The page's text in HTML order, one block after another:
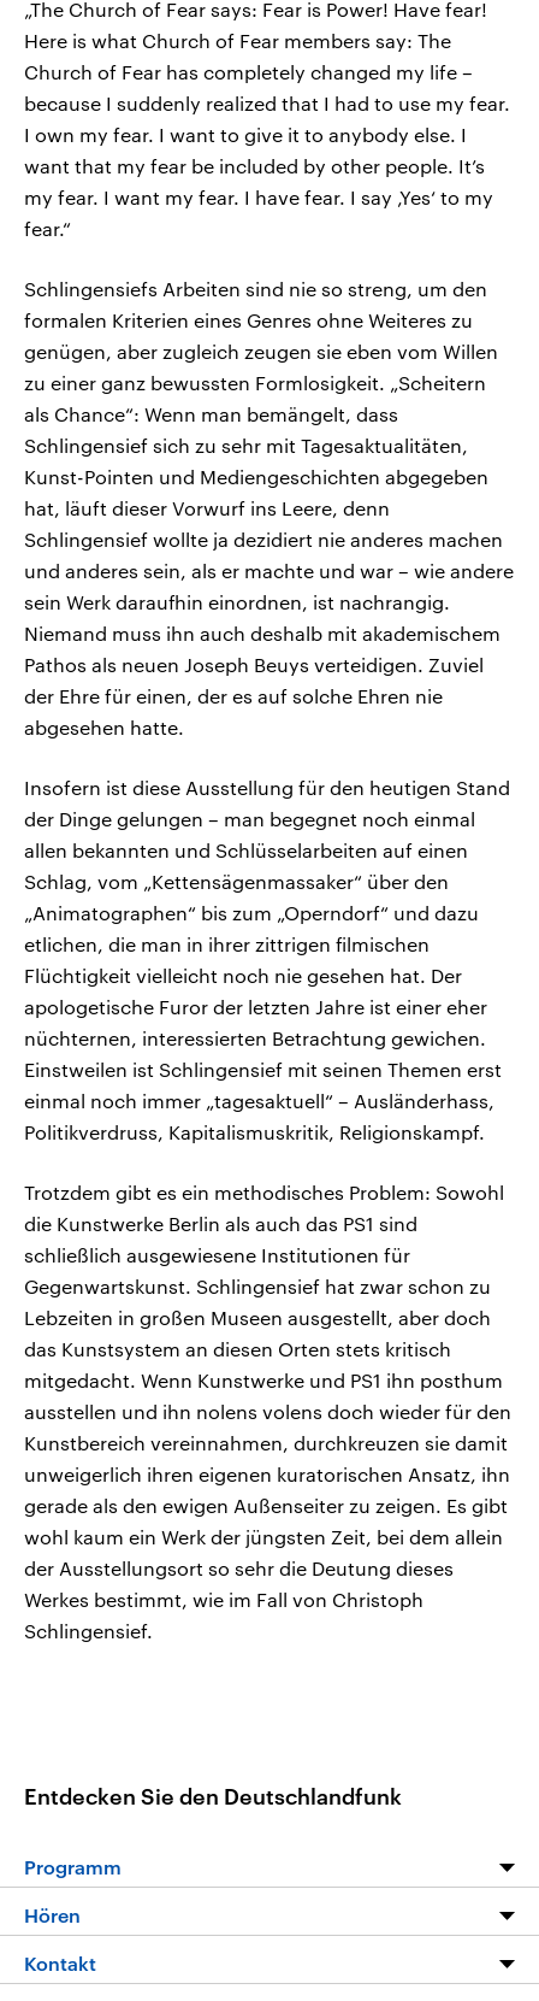
„The Church of Fear says: Fear is Power! Have fear!
Here is what Church of Fear members say: The
Church of Fear has completely changed my life –
because I suddenly realized that I had to use my fear.
I own my fear. I want to give it to anybody else. I
want that my fear be included by other people. It’s
my fear. I want my fear. I have fear. I say ‚Yes‘ to my
fear.“
Schlingensiefs Arbeiten sind nie so streng, um den
formalen Kriterien eines Genres ohne Weiteres zu
genügen, aber zugleich zeugen sie eben vom Willen
zu einer ganz bewussten Formlosigkeit. „Scheitern
als Chance“: Wenn man bemängelt, dass
Schlingensief sich zu sehr mit Tagesaktualitäten,
Kunst-Pointen und Mediengeschichten abgegeben
hat, läuft dieser Vorwurf ins Leere, denn
Schlingensief wollte ja dezidiert nie anderes machen
und anderes sein, als er machte und war – wie andere
sein Werk daraufhin einordnen, ist nachrangig.
Niemand muss ihn auch deshalb mit akademischem
Pathos als neuen Joseph Beuys verteidigen. Zuviel
der Ehre für einen, der es auf solche Ehren nie
abgesehen hatte.
Insofern ist diese Ausstellung für den heutigen Stand
der Dinge gelungen – man begegnet noch einmal
allen bekannten und Schlüsselarbeiten auf einen
Schlag, vom „Kettensägenmassaker“ über den
„Animatographen“ bis zum „Operndorf“ und dazu
etlichen, die man in ihrer zittrigen filmischen
Flüchtigkeit vielleicht noch nie gesehen hat. Der
apologetische Furor der letzten Jahre ist einer eher
nüchternen, interessierten Betrachtung gewichen.
Einstweilen ist Schlingensief mit seinen Themen erst
einmal noch immer „tagesaktuell“ – Ausländerhass,
Politikverdruss, Kapitalismuskritik, Religionskampf.
Trotzdem gibt es ein methodisches Problem: Sowohl
die Kunstwerke Berlin als auch das PS1 sind
schließlich ausgewiesene Institutionen für
Gegenwartskunst. Schlingensief hat zwar schon zu
Lebzeiten in großen Museen ausgestellt, aber doch
das Kunstsystem an diesen Orten stets kritisch
mitgedacht. Wenn Kunstwerke und PS1 ihn posthum
ausstellen und ihn nolens volens doch wieder für den
Kunstbereich vereinnahmen, durchkreuzen sie damit
unweigerlich ihren eigenen kuratorischen Ansatz, ihn
gerade als den ewigen Außenseiter zu zeigen. Es gibt
wohl kaum ein Werk der jüngsten Zeit, bei dem allein
der Ausstellungsort so sehr die Deutung dieses
Werkes bestimmt, wie im Fall von Christoph
Schlingensief.
Entdecken Sie den Deutschlandfunk
Programm
Die Nachrichten
Hören
Livestream
Kontakt